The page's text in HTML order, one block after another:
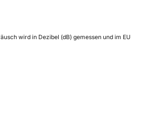
wird in Dezibel (dB) gemessen und im EU